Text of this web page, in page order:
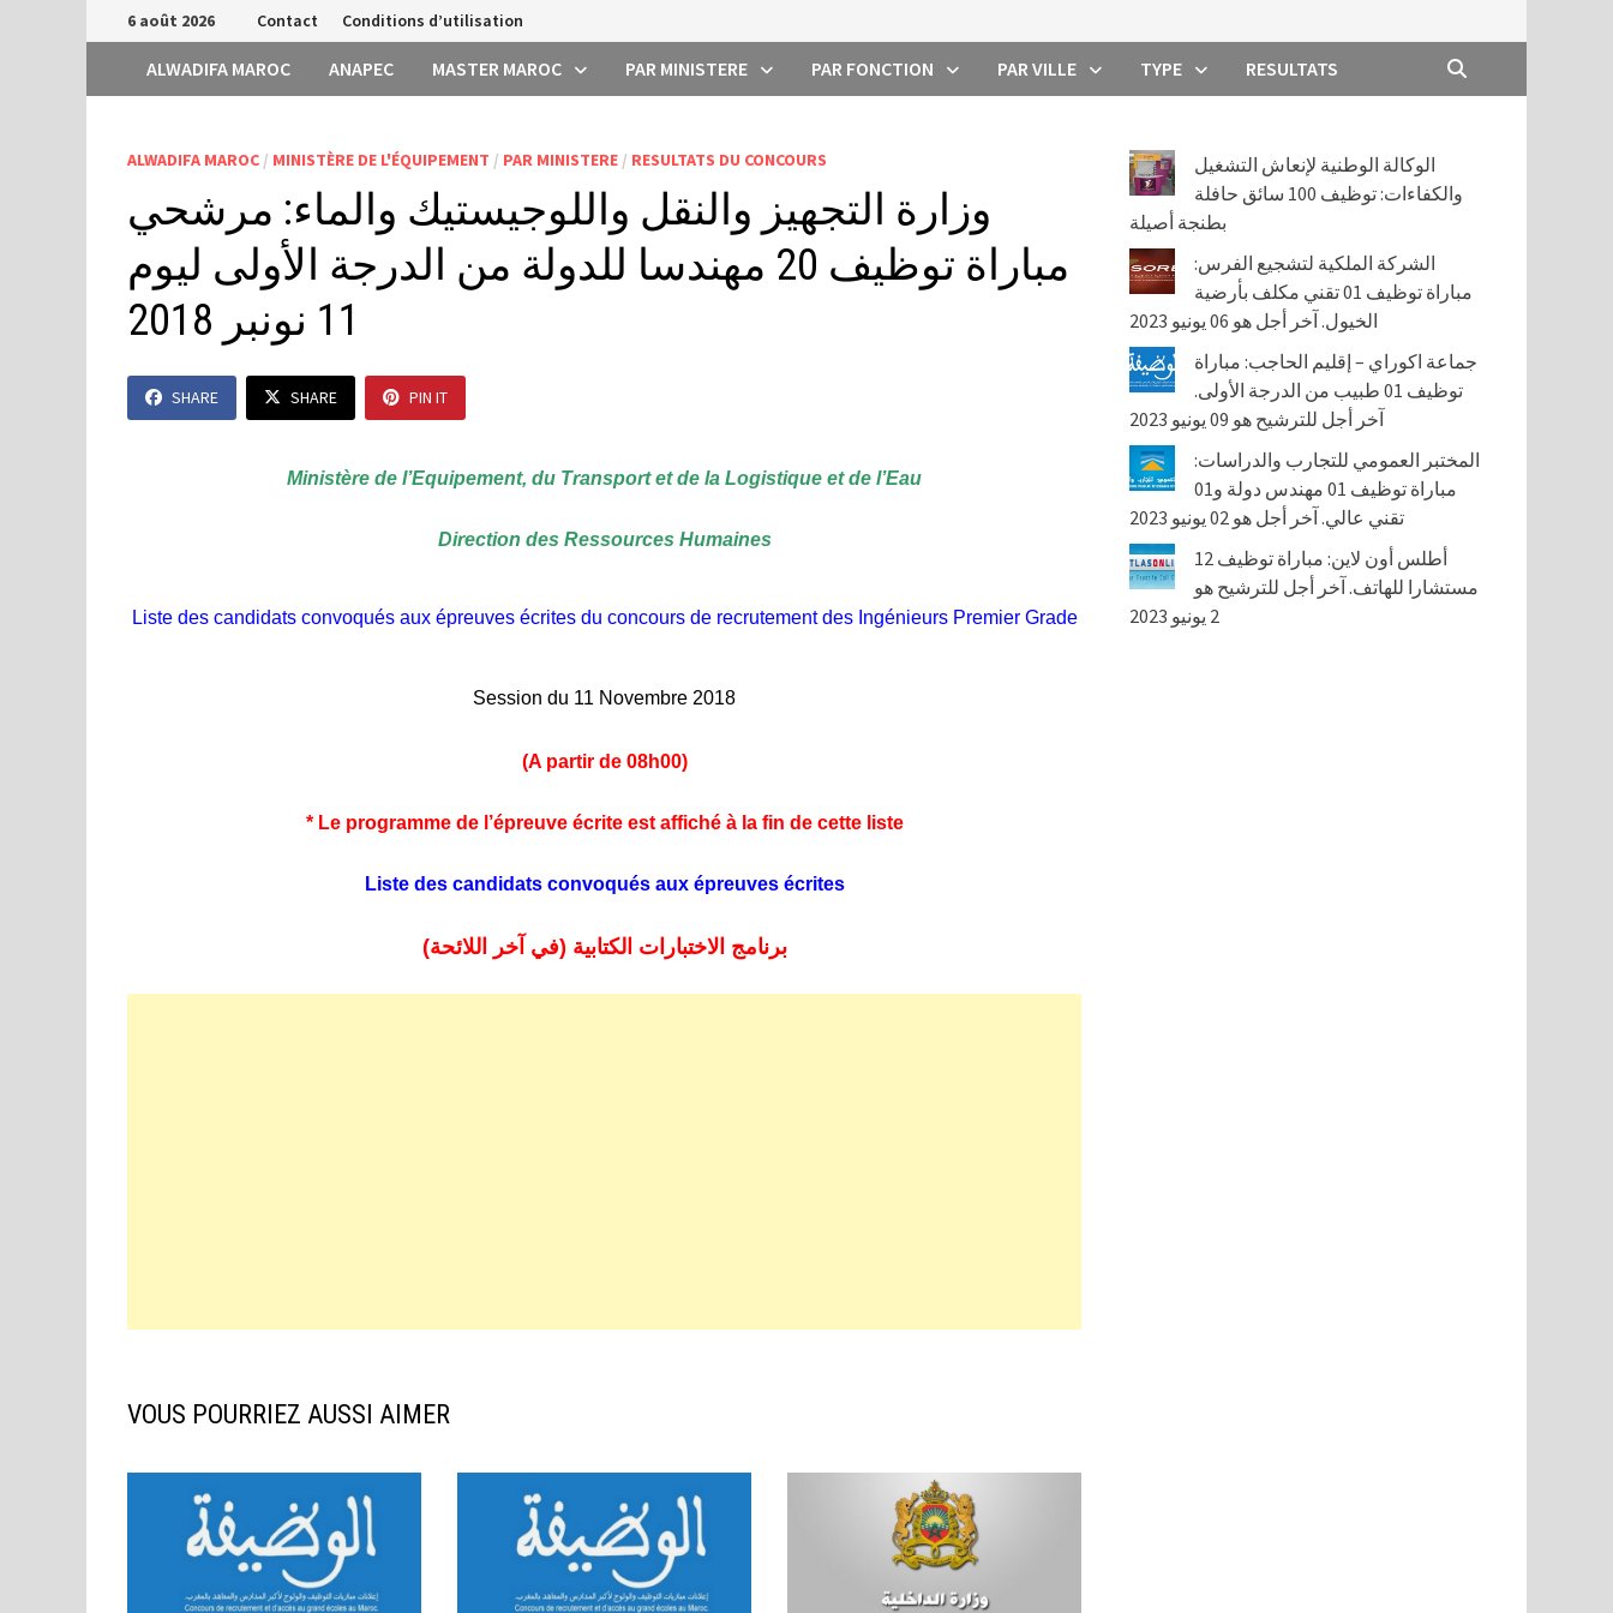
Passer
au
contenu
6 août 2026 Contact Conditions d’utilisation
ALWADIFA MAROC ANAPEC MASTER MAROC PAR MINISTERE PAR FONCTION PAR VILLE TYPE RESULTATS
ALWADIFA MAROC / MINISTÈRE DE L'ÉQUIPEMENT / PAR MINISTERE / RESULTATS DU CONCOURS
وزارة التجهيز والنقل واللوجيستيك والماء: مرشحي
مباراة توظيف 20 مهندسا للدولة من الدرجة الأولى ليوم
11 نونبر 2018
SHARE SHARE PIN IT
Ministère de l’Equipement, du Transport et de la Logistique et de l’Eau
Direction des Ressources Humaines
Liste des candidats convoqués aux épreuves écrites du concours de recrutement des Ingénieurs Premier Grade
Session du 11 Novembre 2018
(A partir de 08h00)
* Le programme de l’épreuve écrite est affiché à la fin de cette liste
Liste des candidats convoqués aux épreuves écrites
برنامج الاختبارات الكتابية (في آخر اللائحة)
VOUS POURRIEZ AUSSI AIMER
الوكالة الوطنية لإنعاش التشغيل
والكفاءات: توظيف 100 سائق حافلة
بطنجة أصيلة
الشركة الملكية لتشجيع الفرس:
مباراة توظيف 01 تقني مكلف بأرضية
الخيول. آخر أجل هو 06 يونيو 2023
جماعة اكوراي – إقليم الحاجب: مباراة
توظيف 01 طبيب من الدرجة الأولى.
آخر أجل للترشيح هو 09 يونيو 2023
المختبر العمومي للتجارب والدراسات:
مباراة توظيف 01 مهندس دولة و01
تقني عالي. آخر أجل هو 02 يونيو 2023
أطلس أون لاين: مباراة توظيف 12
مستشارا للهاتف. آخر أجل للترشيح هو
2 يونيو 2023